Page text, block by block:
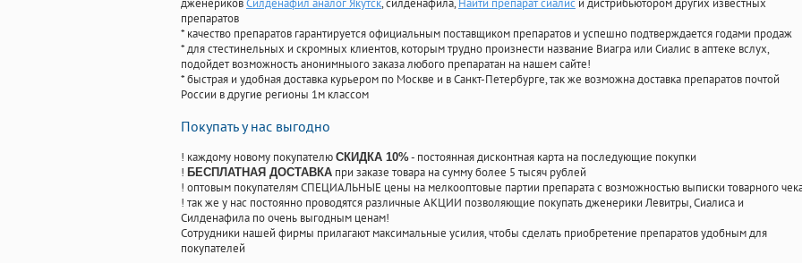
дженериковСилденафил аналог Якутск, силденафила, Найти препарат сиалис и дистрибьютором других известных
препаратов
* качество препаратов гарантируется официальным поставщиком препаратов и успешно подтверждается годами продаж
* для стестинельных и скромных клиентов, которым трудно произнести название Виагра или Сиалис в аптеке вслух,
подойдет возможность анонимныого заказа любого препаратан на нашем сайте!
* быстрая и удобная доставка курьером по Москве и в Санкт-Петербурге, так же возможна доставка препаратов почтой
России в другие регионы 1м классом
Покупать у нас выгодно
! каждому новому покупателю СКИДКА 10%- постоянная дисконтная карта на последующие покупки
! БЕСПЛАТНАЯ ДОСТАВКА при заказе товара на сумму более 5 тысяч рублей
! оптовым покупателям СПЕЦИАЛЬНЫЕ цены на мелкооптовые партии препарата с возможностью выписки товарного
! так же у нас постоянно проводятся различные АКЦИИ позволяющие покупать дженерики Левитры, Сиалиса и
Силденафила по очень выгодным ценам!
Cотрудники нашей фирмы прилагают максимальные усилия, чтобы сделать приобретение препаратов удобным для
покупателей